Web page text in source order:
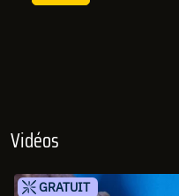
Vidéos
GRATUIT